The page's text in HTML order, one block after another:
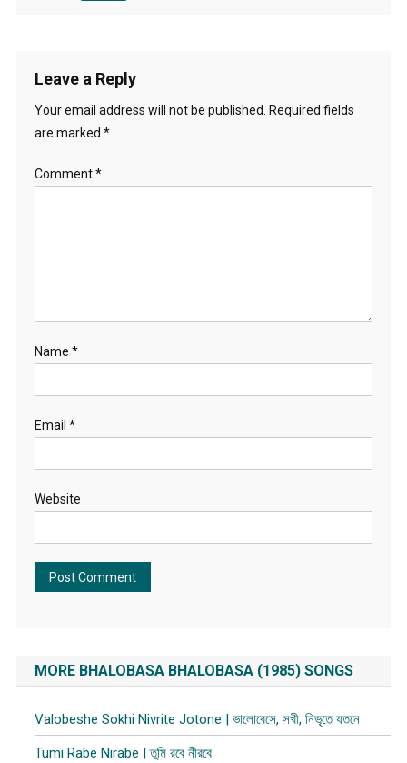
Leave a Reply
Your email address will not be published. Required fields
are marked *
Comment*
Name *
Email *
Website
MORE BHALOBASA BHALOBASA (1985) SONGS
Valobeshe Sokhi Nivrite Jotone | ভালোবেসে, সখী, নিভৃতে যতনে
Tumi Rabe Nirabe | তুমি রবে নীরবে